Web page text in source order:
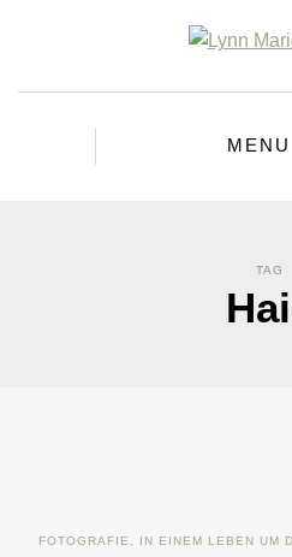
MENU
TAG
FOTOGRAFIE , IN EINEM LEBEN UM